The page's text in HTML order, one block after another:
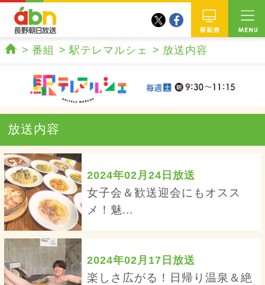
twitterfacebook
番組 駅テレマルシェ 放送内容
放送内容
2024年02月24日放送
女子会＆歓送迎会にもオスス
メ！魅...
2024年02月17日放送
楽しさ広がる！日帰り温泉＆絶